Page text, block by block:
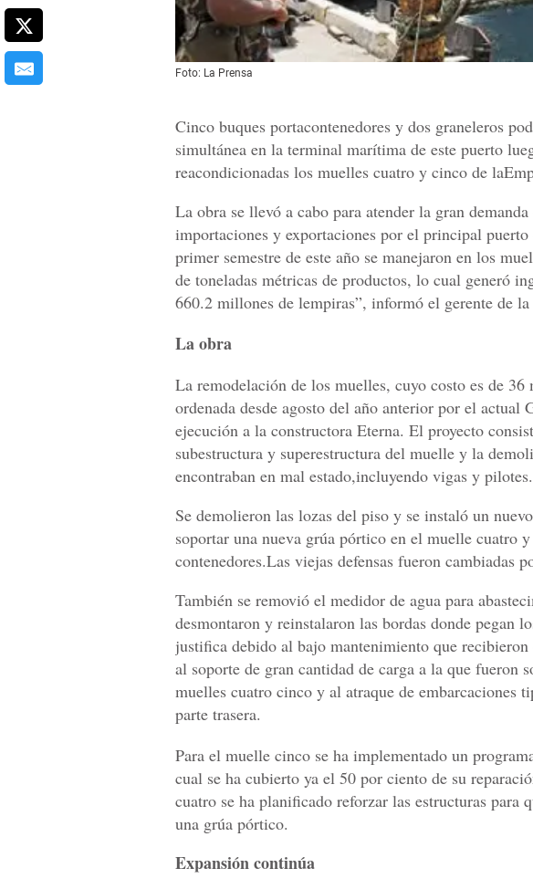
Foto: La Prensa
Cinco buques portacontenedores y dos graneleros
simultánea en la terminal marítima de este puerto
reacondicionadas los muelles cuatro y cinco de
La obra se llevó a cabo para atender la gran
importaciones y exportaciones por el principal
primer semestre de este año se manejaron en los
de toneladas métricas de productos, lo cual generó
660.2 millones de lempiras”, informó el gerente de
La obra
La remodelación de los muelles, cuyo costo es de
ordenada desde agosto del año anterior por el actual
ejecución a la constructora Eterna. El proyecto
subestructura y superestructura del muelle y la
encontraban en mal estado,incluyendo vigas y pilotes.
Se demolieron las lozas del piso y se instaló un
soportar una nueva grúa pórtico en el muelle cuatro
contenedores.Las viejas defensas fueron cambiadas
También se removió el medidor de agua para
desmontaron y reinstalaron las bordas donde pegan
justifica debido al bajo mantenimiento que recibieron
al soporte de gran cantidad de carga a la que fueron
muelles cuatro cinco y al atraque de embarcaciones
parte trasera.
Para el muelle cinco se ha implementado un
cual se ha cubierto ya el 50 por ciento de su
cuatro se ha planificado reforzar las estructuras para
una grúa pórtico.
Expansión continúa